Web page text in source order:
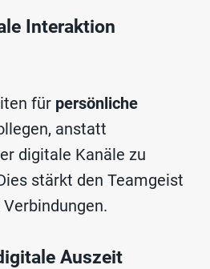
Interaktion
für persönliche
anstatt
digitale Kanäle zu
stärkt den Teamgeist
Auszeit